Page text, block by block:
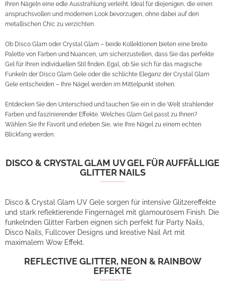
Ihren Nägeln eine edle Ausstrahlung verleiht. Ideal für diejenigen, die einen
anspruchsvollen und modernen Look bevorzugen, ohne dabei auf den
metallischen Chic zu verzichten.
Ob Disco Glam oder Crystal Glam – beide Kollektionen bieten eine breite
Palette von Farben und Nuancen, um sicherzustellen, dass Sie das perfekte
Gel für Ihren individuellen Stil finden. Egal, ob Sie sich für das magische
Funkeln der Disco Glam Gele oder die schlichte Eleganz der Crystal Glam
Gele entscheiden – Ihre Nägel werden im Mittelpunkt stehen.
Entdecken Sie den Unterschied und tauchen Sie ein in die Welt strahlender
Farben und faszinierender Effekte. Welches Glam Gel passt zu Ihnen?
Wählen Sie Ihr Favorit und erleben Sie, wie Ihre Nägel zu einem echten
Blickfang werden.
DISCO & CRYSTAL GLAM UV GEL FÜR AUFFÄLLIGE
GLITTER NAILS
Disco & Crystal Glam UV Gele sorgen für intensive Glitzereffekte
und stark reflektierende Fingernägel mit glamourösem Finish. Die
funkelnden Glitter Farben eignen sich perfekt für Party Nails,
Disco Nails, Fullcover Designs und kreative Nail Art mit
maximalem Wow Effekt.
REFLECTIVE GLITTER, NEON & RAINBOW
EFFEKTE